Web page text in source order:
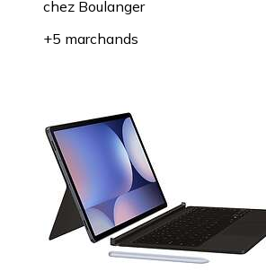
chez Boulanger
+5 marchands